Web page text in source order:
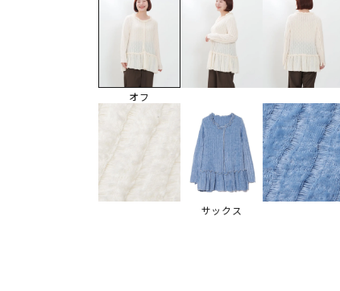
オフ
サックス